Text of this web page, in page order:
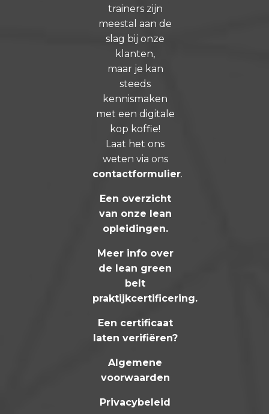
trainers zijn
meestal aan de
slag bij onze
klanten,
maar je kan
steeds
kennismaken
met een digitale
kop koffie!
Laat het ons
weten via ons
contactformulier.
Een overzicht
van onze lean
opleidingen.
Meer info over
de lean green
belt
praktijkcertificering.
Een certificaat
laten verifiëren?
Algemene
voorwaarden
Privacybeleid